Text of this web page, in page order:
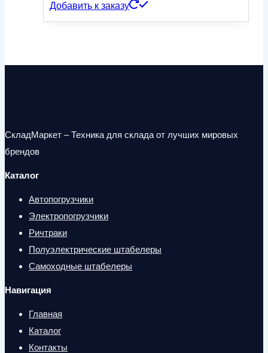
Добавить к заказу
СкладМаркет – Техника для склада от лучших мировых
брендов
Каталог
Автопогрузчики
Электропогрузчики
Ричтраки
Полуэлектрические штабелеры
Самоходные штабелеры
Навигация
Главная
Каталог
Контакты